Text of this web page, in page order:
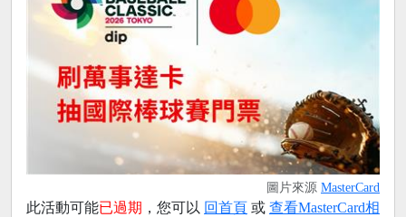
圖片來源 MasterCard
此活動可能已過期 ，您可以 回首頁 或 查看MasterCard相